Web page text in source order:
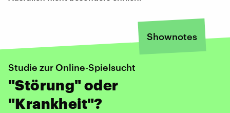
Shownotes
Studie zur Online-Spielsucht
"Störung" oder
"Krankheit"?